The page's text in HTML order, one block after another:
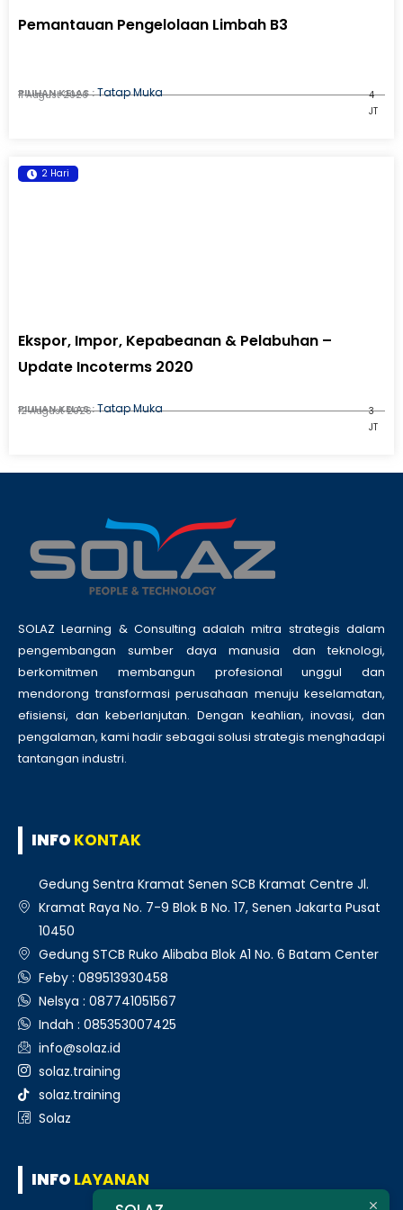
Pemantauan Pengelolaan Limbah B3
PILIHAN KELAS :Tatap Muka
11 August 2026
4
JT
2 Hari
Ekspor, Impor, Kepabeanan & Pelabuhan –
Update Incoterms 2020
PILIHAN KELAS :Tatap Muka
12 August 2026
3
JT
SOLAZ Learning & Consulting adalah mitra strategis dalam
pengembangan sumber daya manusia dan teknologi,
berkomitmen membangun profesional unggul dan
mendorong transformasi perusahaan menuju keselamatan,
efisiensi, dan keberlanjutan. Dengan keahlian, inovasi, dan
pengalaman, kami hadir sebagai solusi strategis menghadapi
tantangan industri.
INFO KONTAK
Gedung Sentra Kramat Senen SCB Kramat Centre Jl.
Kramat Raya No. 7-9 Blok B No. 17, Senen Jakarta Pusat
10450
Gedung STCB Ruko Alibaba Blok A1 No. 6 Batam Center
Feby : 089513930458
Nelsya : 087741051567
Indah : 085353007425
info@solaz.id
solaz.training
solaz.training
Solaz
INFO LAYANAN